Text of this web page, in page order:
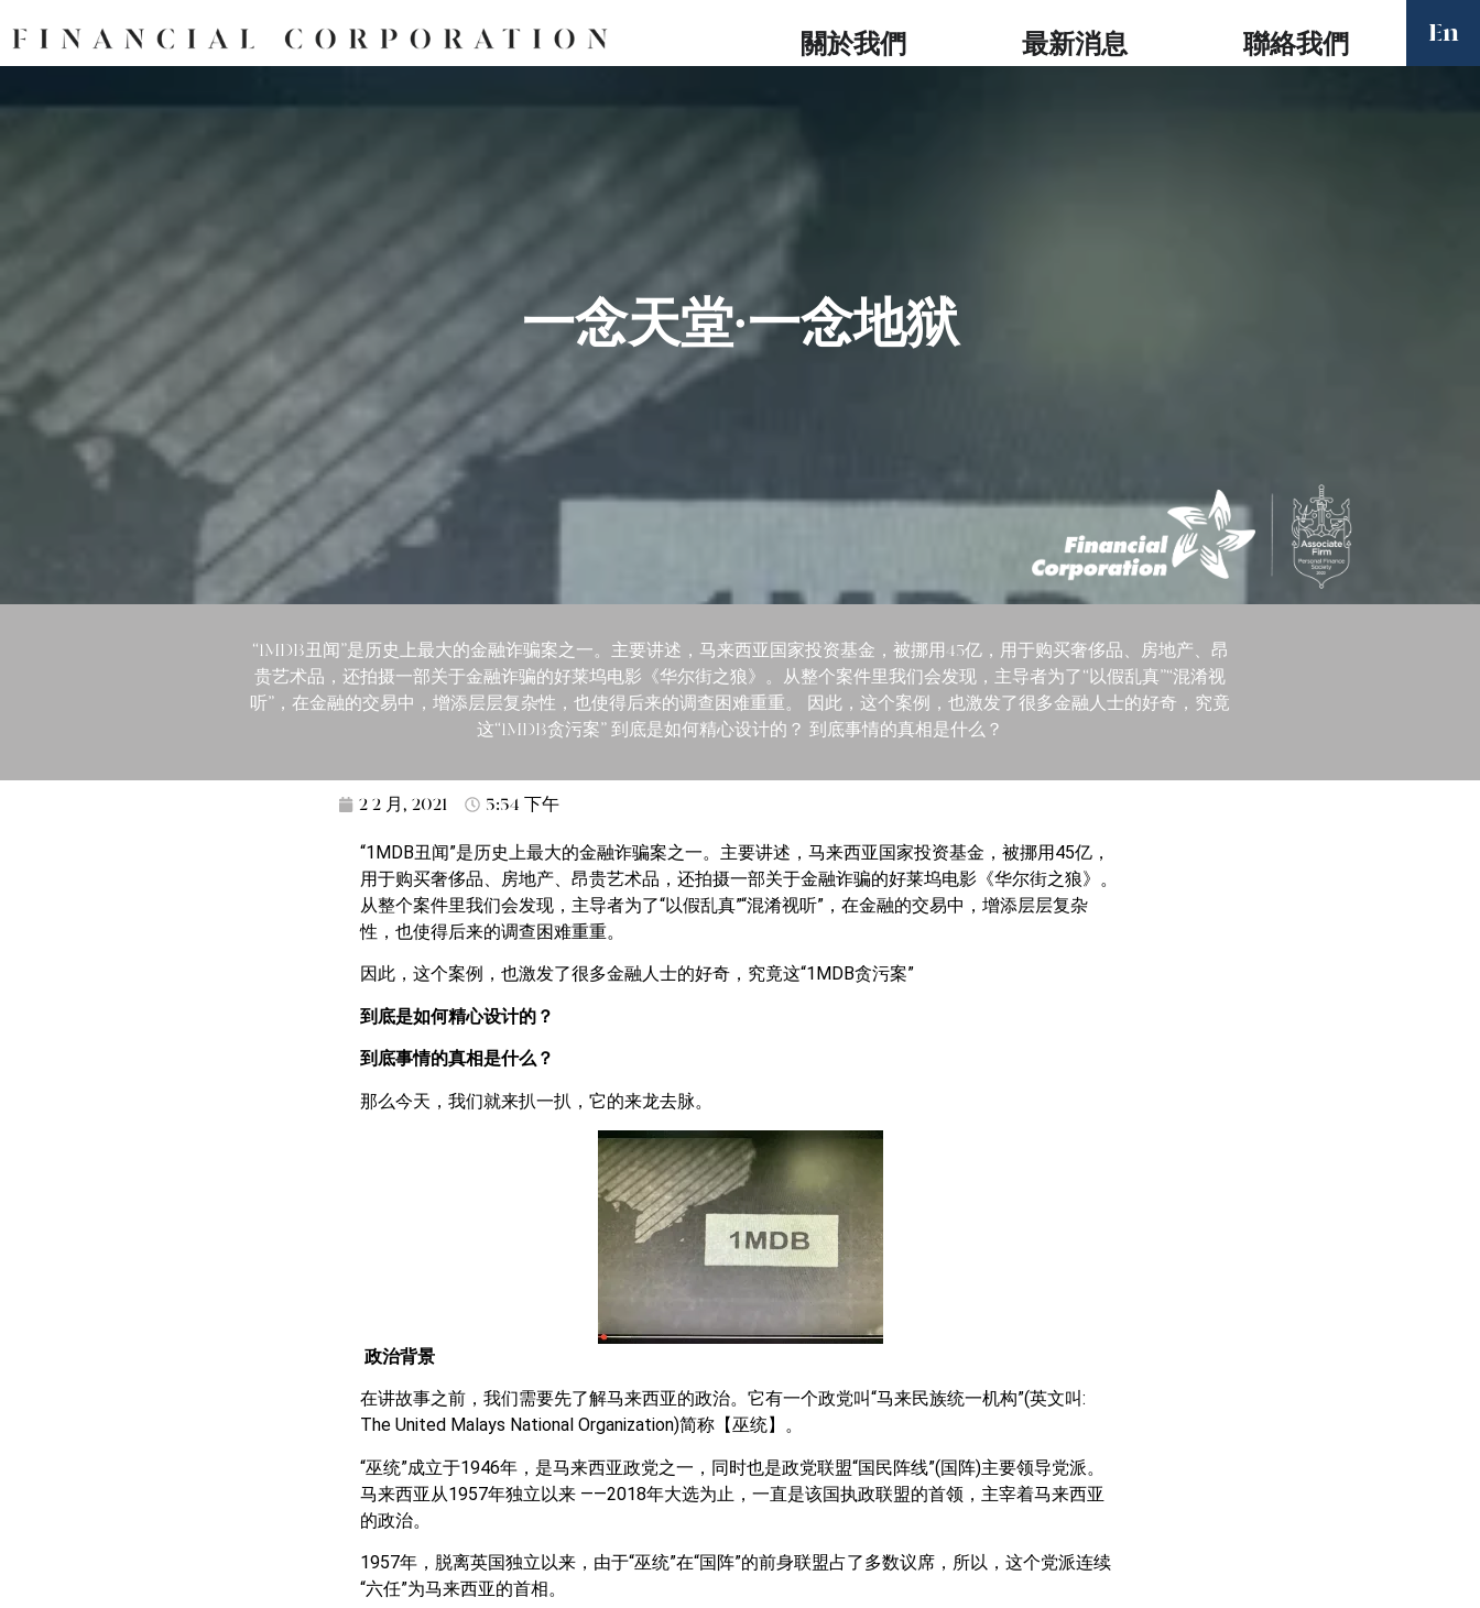
關於我們 最新消息 聯絡我們 En
一念天堂·一念地狱
“1MDB丑闻”是历史上最大的金融诈骗案之一。主要讲述，马来西亚国家投资基金，被挪用45亿，用于购买奢侈品、房地产、昂
贵艺术品，还拍摄一部关于金融诈骗的好莱坞电影《华尔街之狼》。从整个案件里我们会发现，主导者为了“以假乱真”“混淆视
听”，在金融的交易中，增添层层复杂性，也使得后来的调查困难重重。 因此，这个案例，也激发了很多金融人士的好奇，究竟
这“1MDB贪污案” 到底是如何精心设计的？ 到底事情的真相是什么？
2 2 月, 2021 5:54 下午
“1MDB丑闻”是历史上最大的金融诈骗案之一。主要讲述，马来西亚国家投资基金，被挪用45亿，
用于购买奢侈品、房地产、昂贵艺术品，还拍摄一部关于金融诈骗的好莱坞电影《华尔街之狼》。
从整个案件里我们会发现，主导者为了“以假乱真”“混淆视听”，在金融的交易中，增添层层复杂
性，也使得后来的调查困难重重。
因此，这个案例，也激发了很多金融人士的好奇，究竟这“1MDB贪污案”
到底是如何精心设计的？
到底事情的真相是什么？
那么今天，我们就来扒一扒，它的来龙去脉。
政治背景
在讲故事之前，我们需要先了解马来西亚的政治。它有一个政党叫“马来民族统一机构”(英文叫:
The United Malays National Organization)简称【巫统】。
“巫统”成立于1946年，是马来西亚政党之一，同时也是政党联盟“国民阵线”(国阵)主要领导党派。
马来西亚从1957年独立以来 ——2018年大选为止，一直是该国执政联盟的首领，主宰着马来西亚
的政治。
1957年，脱离英国独立以来，由于“巫统”在“国阵”的前身联盟占了多数议席，所以，这个党派连续
“六任”为马来西亚的首相。